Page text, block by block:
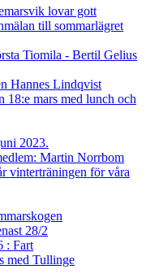
lovar gott
till sommarlägret
Tiomila - Bertil Gelius
Hannes Lindqvist
18:e mars med lunch och
2023.
Martin Norrbom
vinterträningen för våra
28/2
: Fart
med Tullinge